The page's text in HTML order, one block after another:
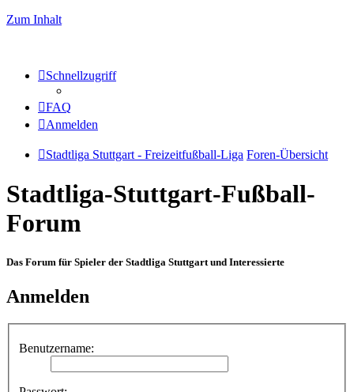
Zum Inhalt
Schnellzugriff
FAQ
Anmelden
Stadtliga Stuttgart - Freizeitfußball-Liga Foren-Übersicht
Stadtliga-Stuttgart-Fußball-
Forum
Das Forum für Spieler der Stadtliga Stuttgart und Interessierte
Anmelden
Benutzername: